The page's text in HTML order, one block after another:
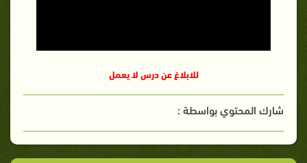
للابلاغ عن درس لا يعمل
شارك المحتوي بواسطة :